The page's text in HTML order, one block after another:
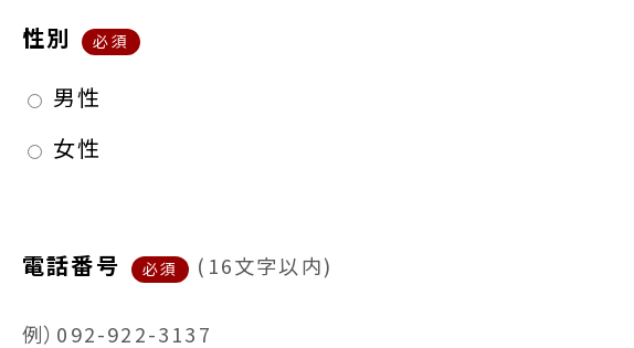
性別 必須
男性
女性
電話番号 必須 ( 16文字以内)
例）092-922-3137